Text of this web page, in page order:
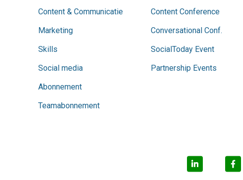
Content & Communicatie
Marketing
Skills
Social media
Abonnement
Teamabonnement
Content Conference
Conversational Conf.
SocialToday Event
Partnership Events